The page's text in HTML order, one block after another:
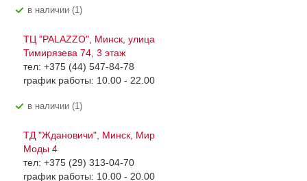
В наличии (1)
ТЦ "PALAZZO", Минск, улица
Тимирязева 74, 3 этаж
тел: +375 (44) 547-84-78
график работы: 10.00 - 22.00
В наличии (1)
ТД "Ждановичи", Минск, Мир
Моды 4
тел: +375 (29) 313-04-70
график работы: 10.00 - 20.00